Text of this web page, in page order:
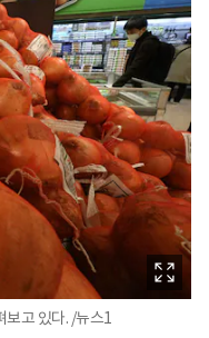
보고 있다. /뉴스1